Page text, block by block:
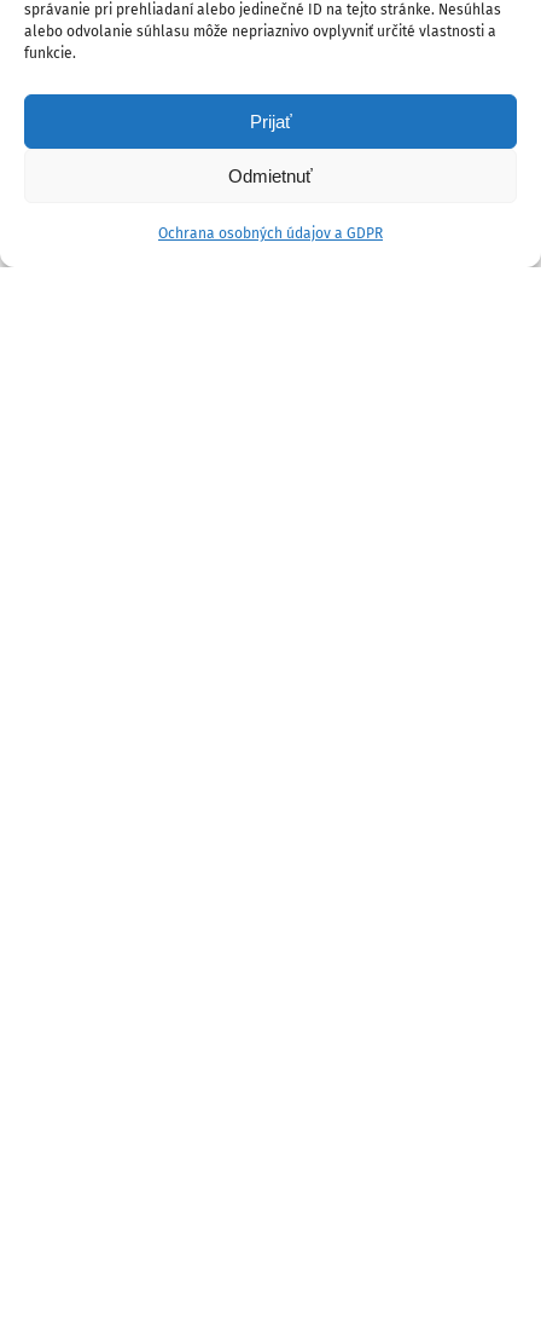
správanie pri prehliadaní alebo jedinečné ID na tejto stránke. Nesúhlas
alebo odvolanie súhlasu môže nepriaznivo ovplyvniť určité vlastnosti a
funkcie.
Prijať
Odmietnuť
Ochrana osobných údajov a GDPR